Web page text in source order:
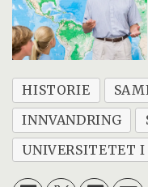
HISTORIE
INNVANDRING
UNIVERSITETET